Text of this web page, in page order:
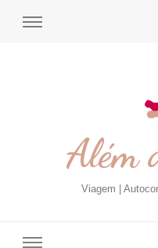
Além
Viagem |